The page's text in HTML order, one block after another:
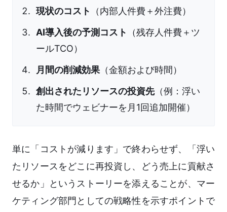
現状のコスト
（内部人件費＋外注費）
AI導入後の予測コスト
（残存人件費＋ツ
ールTCO）
月間の削減効果（金額および時間）
創出されたリソースの投資先（例：浮い
た時間でウェビナーを月1回追加開催）
単に「コストが減ります」で終わらせず、「浮い
たリソースをどこに再投資し、どう売上に貢献さ
せるか」というストーリーを添えることが、マー
ケティング部門としての戦略性を示すポイントで